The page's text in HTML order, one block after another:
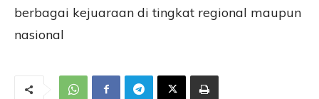
berbagai kejuaraan di tingkat regional maupun
nasional